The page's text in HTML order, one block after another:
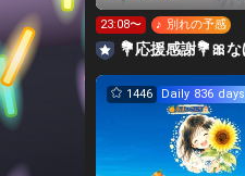
23:08〜 ♪ 別れの予感
1446 Daily 836 days